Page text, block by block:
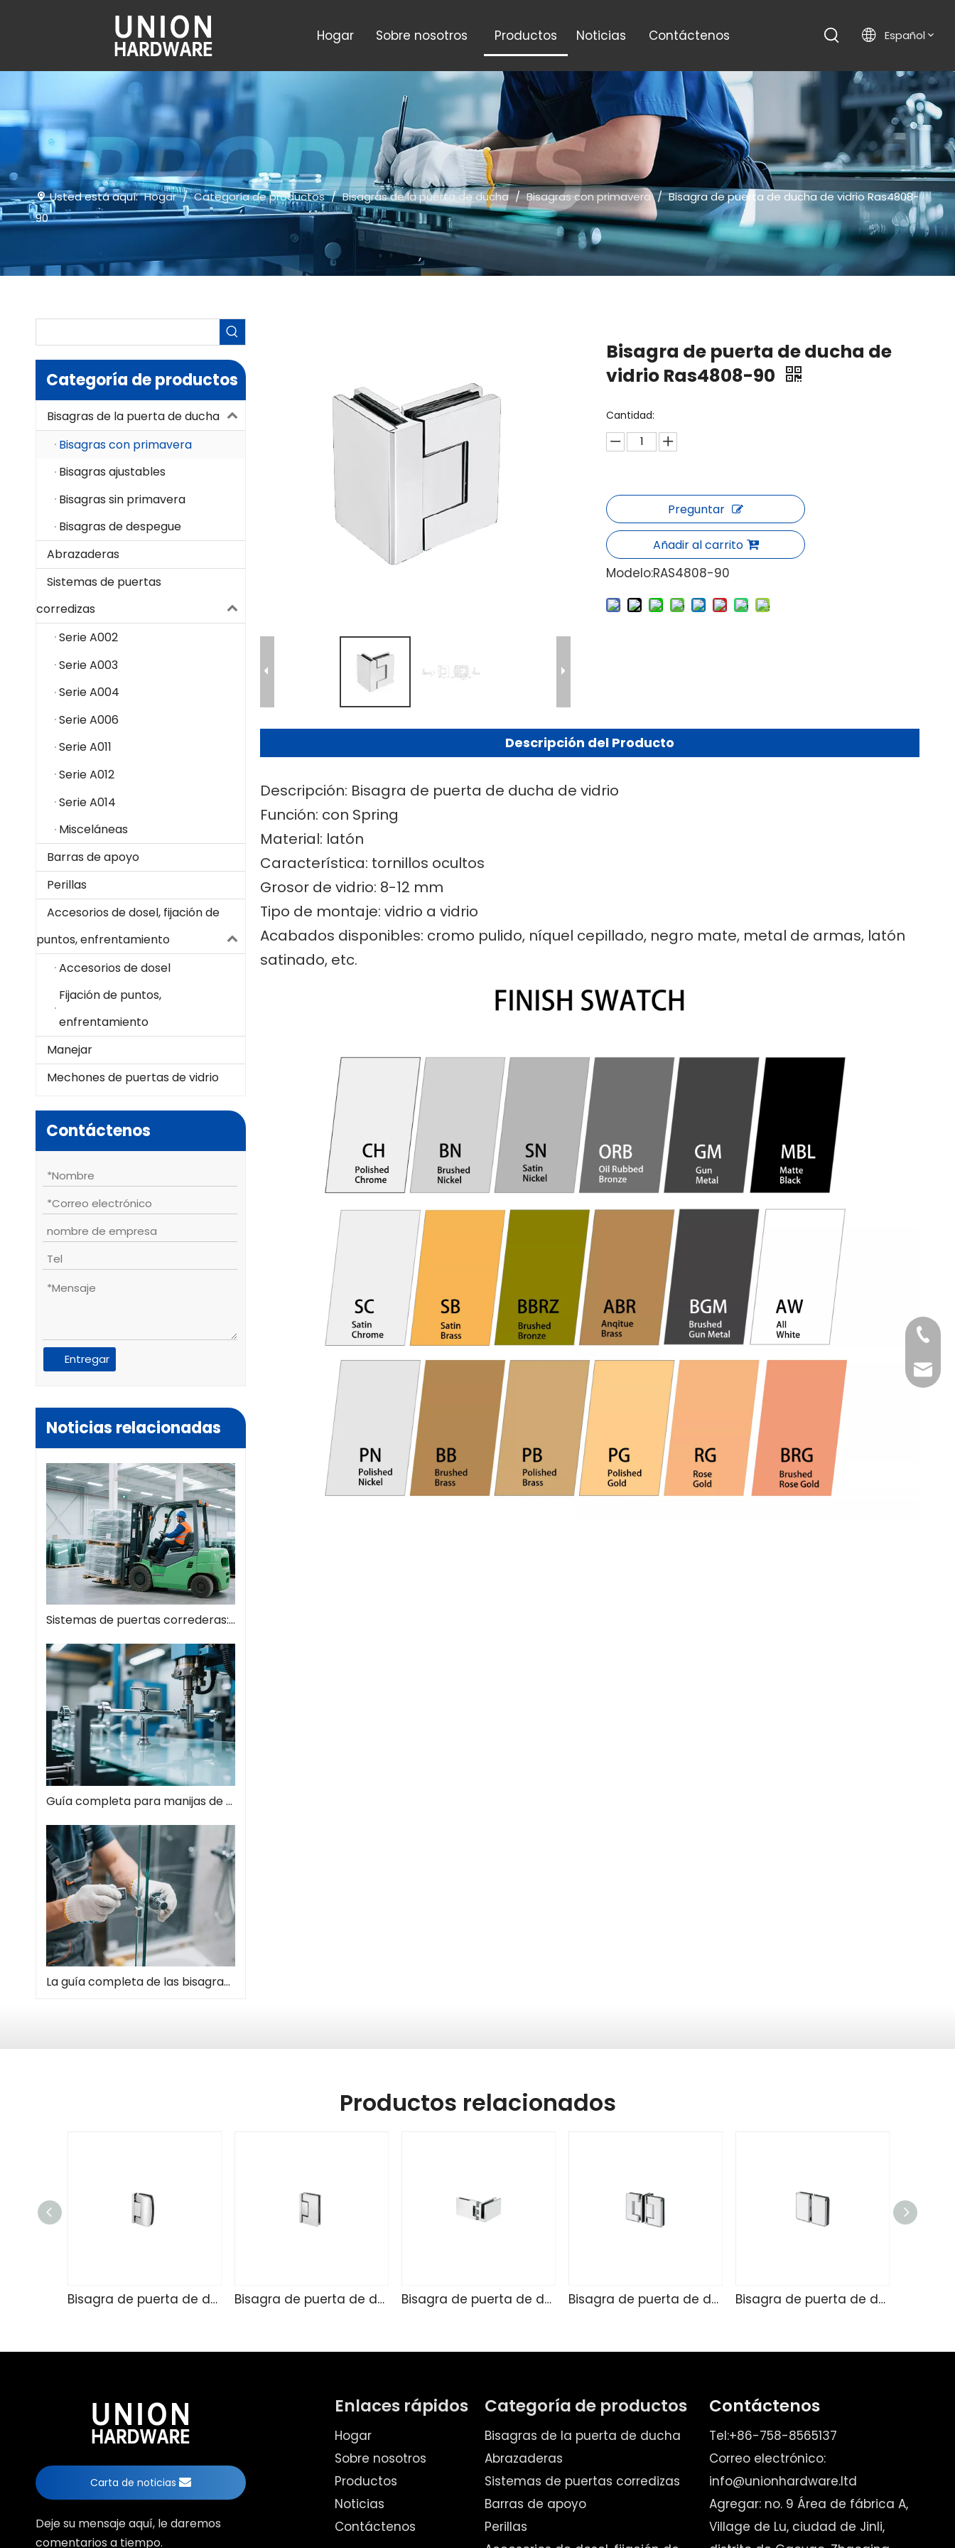
Hogar Sobre nosotros Productos Noticias Contáctenos Español
Usted está aquí: Hogar / Categoría de productos / Bisagras de la puerta de ducha / Bisagras con primavera / Bisagra de puerta de ducha de vidrio Ras4808-
90
Categoría de productos
Bisagras de la puerta de ducha
Bisagras con primavera
Bisagras ajustables
Bisagras sin primavera
Bisagras de despegue
Abrazaderas
Sistemas de puertas
corredizas
Serie A002
Serie A003
Serie A004
Serie A006
Serie A011
Serie A012
Serie A014
Misceláneas
Barras de apoyo
Perillas
Accesorios de dosel, fijación de
puntos, enfrentamiento
Accesorios de dosel
Fijación de puntos,
enfrentamiento
Manejar
Mechones de puertas de vidrio
Contáctenos
Entregar
Noticias relacionadas
Sistemas de puertas correderas: guía completa de soluciones espaciales modernas
Guía completa para manijas de tiros de vidrio: el estilo se encuentra con la función
La guía completa de las bisagras de la puerta de la ducha: tipos, instalación y mantenimiento
Bisagra de puerta de ducha de
vidrio Ras4808-90
Cantidad:
Preguntar
Añadir al carrito
Modelo:RAS4808-90
Descripción del Producto
Descripción: Bisagra de puerta de ducha de vidrio
Función: con Spring
Material: latón
Característica: tornillos ocultos
Grosor de vidrio: 8-12 mm
Tipo de montaje: vidrio a vidrio
Acabados disponibles: cromo pulido, níquel cepillado, negro mate, metal de armas, latón
satinado, etc.
Productos relacionados
Bisagra de puerta de ducha de vidrio TD4257 Bisagra de puerta de ducha de vidrio TD4255 Bisagra de puerta de ducha de vidrio SK4271 Bisagra de puerta de ducha de vidrio SK4215 Bisagra de puerta de ducha de vidrio SK4214
Carta de noticias
Deje su mensaje aquí, le daremos
comentarios a tiempo.
Enlaces rápidos
Hogar
Sobre nosotros
Productos
Noticias
Contáctenos
Categoría de productos
Bisagras de la puerta de ducha
Abrazaderas
Sistemas de puertas corredizas
Barras de apoyo
Perillas
Contáctenos
Tel:+86-758-8565137
Correo electrónico:
info@unionhardware.ltd
Agregar: no. 9 Área de fábrica A,
Village de Lu, ciudad de Jinli,
Tel
Email